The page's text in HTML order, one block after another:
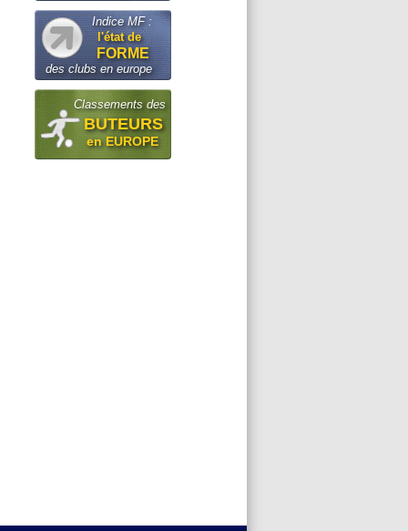
Indice MF :
l'état de
FORME
des clubs en europe
Classements des
BUTEURS
en EUROPE